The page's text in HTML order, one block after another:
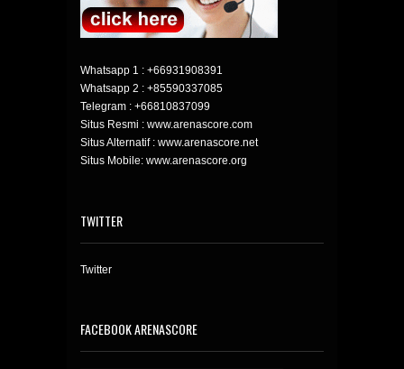
Whatsapp 1 : +66931908391
Whatsapp 2 : +85590337085
Telegram : +66810837099
Situs Resmi : www.arenascore.com
Situs Alternatif : www.arenascore.net
Situs Mobile: www.arenascore.org
TWITTER
Twitter
FACEBOOK ARENASCORE